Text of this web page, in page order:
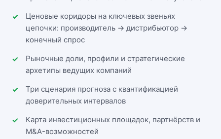
Ценовые коридоры на ключевых звеньях
цепочки: производитель → дистрибьютор →
конечный спрос
Рыночные доли, профили и стратегические
архетипы ведущих компаний
Три сценария прогноза с квантификацией
доверительных интервалов
Карта инвестиционных площадок, партнёрств и
M&A-возможностей